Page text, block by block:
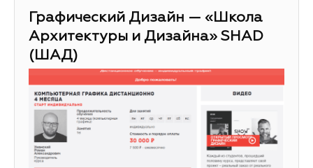
Графический Дизайн — «Школа
Архитектуры и Дизайна» SHAD
(ШАД)